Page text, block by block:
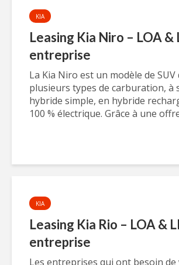
KIA
Leasing Kia Niro – LOA &
entreprise
La Kia Niro est un modèle de
plusieurs types de carburation, à
hybride simple, en hybride
100 % électrique. Grâce à une
KIA
Leasing Kia Rio – LOA &
entreprise
Les entreprises qui ont besoin